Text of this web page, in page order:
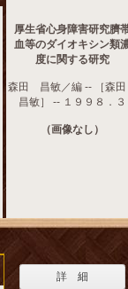
厚生省心身障害研究臍
血等のダイオキシン類
度に関する研究
森田 昌敏／編 -- ［森
昌敏］ -- １９９８．３
（画像なし）
詳 細